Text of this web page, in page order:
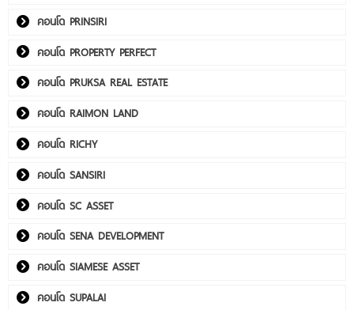
คอนโด PRINSIRI
คอนโด PROPERTY PERFECT
คอนโด PRUKSA REAL ESTATE
คอนโด RAIMON LAND
คอนโด RICHY
คอนโด SANSIRI
คอนโด SC ASSET
คอนโด SENA DEVELOPMENT
คอนโด SIAMESE ASSET
คอนโด SUPALAI